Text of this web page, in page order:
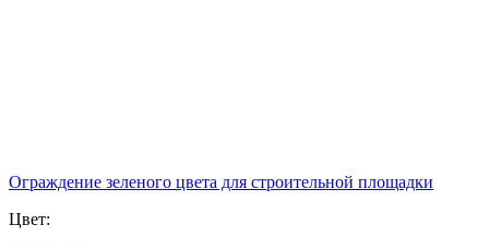
Ограждение зеленого цвета для строительной площадки
Цвет: